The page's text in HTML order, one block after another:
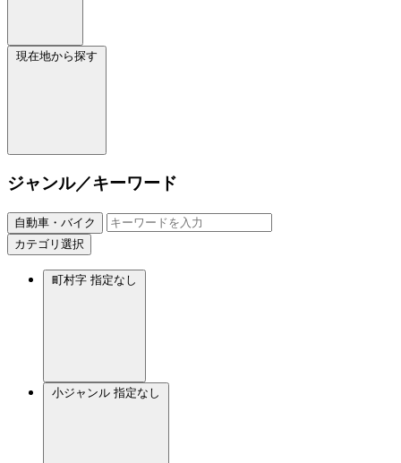
現在地から探す
ジャンル／キーワード
自動車・バイク
カテゴリ選択
町村字 指定なし
小ジャンル 指定なし